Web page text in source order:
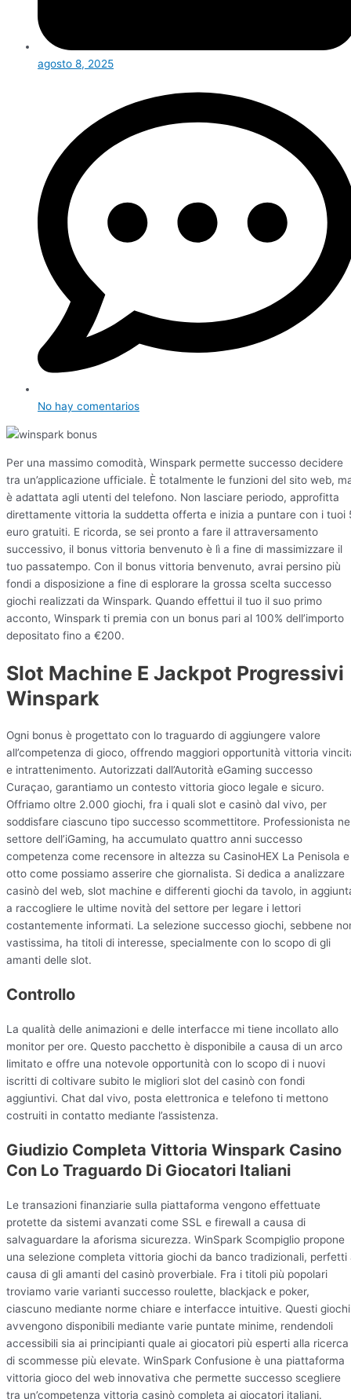
agosto 8, 2025
No hay comentarios
Per una massimo comodità, Winspark permette successo decidere
tra un’applicazione ufficiale. È totalmente le funzioni del sito web,
è adattata agli utenti del telefono. Non lasciare periodo, approfitta
direttamente vittoria la suddetta offerta e inizia a puntare con i tuoi
euro gratuiti. E ricorda, se sei pronto a fare il attraversamento
successivo, il bonus vittoria benvenuto è lì a fine di massimizzare il
tuo passatempo. Con il bonus vittoria benvenuto, avrai persino più
fondi a disposizione a fine di esplorare la grossa scelta successo
giochi realizzati da Winspark. Quando effettui il tuo il suo primo
acconto, Winspark ti premia con un bonus pari al 100% dell’importo
depositato fino a €200.
Slot Machine E Jackpot Progressivi
Winspark
Ogni bonus è progettato con lo traguardo di aggiungere valore
all’competenza di gioco, offrendo maggiori opportunità vittoria
e intrattenimento. Autorizzati dall’Autorità eGaming successo
Curaçao, garantiamo un contesto vittoria gioco legale e sicuro.
Offriamo oltre 2.000 giochi, fra i quali slot e casinò dal vivo, per
soddisfare ciascuno tipo successo scommettitore. Professionista
settore dell’iGaming, ha accumulato quattro anni successo
competenza come recensore in altezza su CasinoHEX La Penisola e
otto come possiamo asserire che giornalista. Si dedica a analizzare
casinò del web, slot machine e differenti giochi da tavolo, in
a raccogliere le ultime novità del settore per legare i lettori
costantemente informati. La selezione successo giochi, sebbene
vastissima, ha titoli di interesse, specialmente con lo scopo di gli
amanti delle slot.
Controllo
La qualità delle animazioni e delle interfacce mi tiene incollato allo
monitor per ore. Questo pacchetto è disponibile a causa di un arco
limitato e offre una notevole opportunità con lo scopo di i nuovi
iscritti di coltivare subito le migliori slot del casinò con fondi
aggiuntivi. Chat dal vivo, posta elettronica e telefono ti mettono
costruiti in contatto mediante l’assistenza.
Giudizio Completa Vittoria Winspark Casino
Con Lo Traguardo Di Giocatori Italiani
Le transazioni finanziarie sulla piattaforma vengono effettuate
protette da sistemi avanzati come SSL e firewall a causa di
salvaguardare la aforisma sicurezza. WinSpark Scompiglio propone
una selezione completa vittoria giochi da banco tradizionali, perfetti
causa di gli amanti del casinò proverbiale. Fra i titoli più popolari
troviamo varie varianti successo roulette, blackjack e poker,
ciascuno mediante norme chiare e interfacce intuitive. Questi giochi
avvengono disponibili mediante varie puntate minime, rendendoli
accessibili sia ai principianti quale ai giocatori più esperti alla ricerca
di scommesse più elevate. WinSpark Confusione è una piattaforma
vittoria gioco del web innovativa che permette successo scegliere
tra un’competenza vittoria casinò completa ai giocatori italiani.